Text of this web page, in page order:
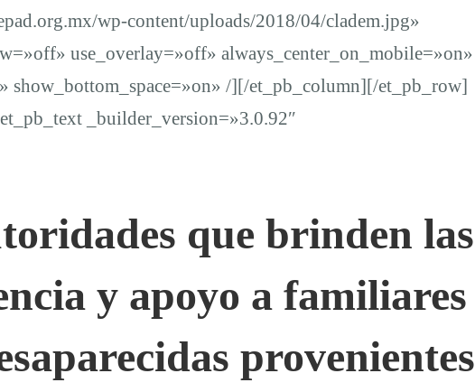
wp-content/uploads/2018/04/cladem.jpg»
use_overlay=»off» always_center_on_mobile=»on»
/][/et_pb_column][/et_pb_row]
_builder_version=»3.0.92″
que brinden las
y apoyo a familiares
provenientes